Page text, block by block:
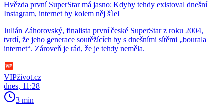
Hvězda první SuperStar má jasno: Kdyby tehdy existoval dnešní
Instagram, internet by kolem něj šílel
Julián Záhorovský, finalista první české SuperStar z roku 2004,
tvrdí, že jeho generace soutěžících by s dnešními sítěmi „bourala
internet“. Zároveň je rád, že je tehdy neměla.
VIPživot.cz
dnes, 11:28
3 min